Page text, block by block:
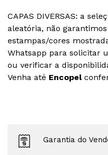
CAPAS DIVERSAS: a
aleatória, não
estampas/cores
Whatsapp para solicitar
ou verificar a
Venha até Encopel
Garantia do